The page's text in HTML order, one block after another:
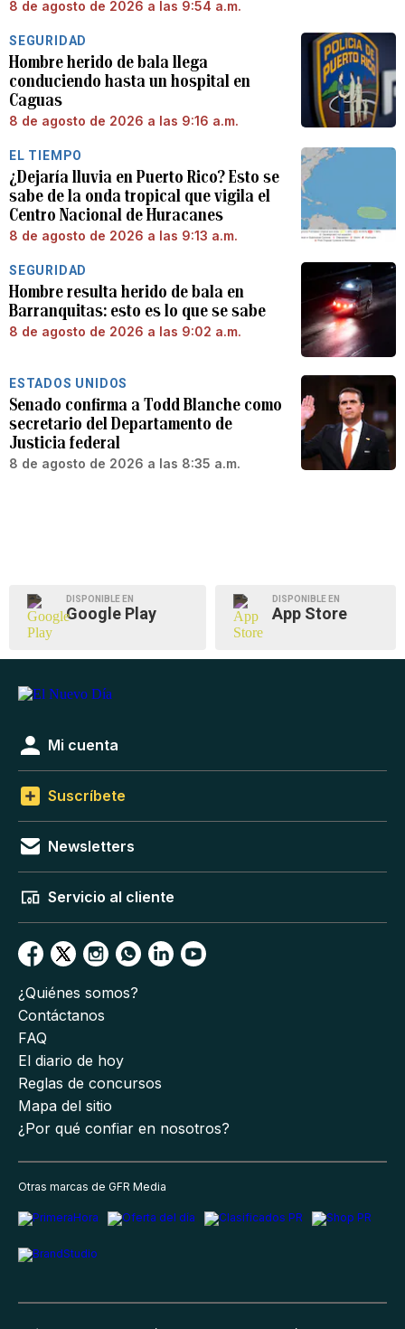
8 de agosto de 2026 a las 9:54 a.m.
SEGURIDAD
Hombre herido de bala llega
conduciendo hasta un hospital en
Caguas
8 de agosto de 2026 a las 9:16 a.m.
EL TIEMPO
¿Dejaría lluvia en Puerto Rico? Esto se
sabe de la onda tropical que vigila el
Centro Nacional de Huracanes
8 de agosto de 2026 a las 9:13 a.m.
SEGURIDAD
Hombre resulta herido de bala en
Barranquitas: esto es lo que se sabe
8 de agosto de 2026 a las 9:02 a.m.
ESTADOS UNIDOS
Senado confirma a Todd Blanche como
secretario del Departamento de
Justicia federal
8 de agosto de 2026 a las 8:35 a.m.
DISPONIBLE EN
Google Play
DISPONIBLE EN
App Store
Mi cuenta
Suscríbete
Newsletters
Servicio al cliente
¿Quiénes somos?
Contáctanos
FAQ
El diario de hoy
Reglas de concursos
Mapa del sitio
¿Por qué confiar en nosotros?
Otras marcas de GFR Media